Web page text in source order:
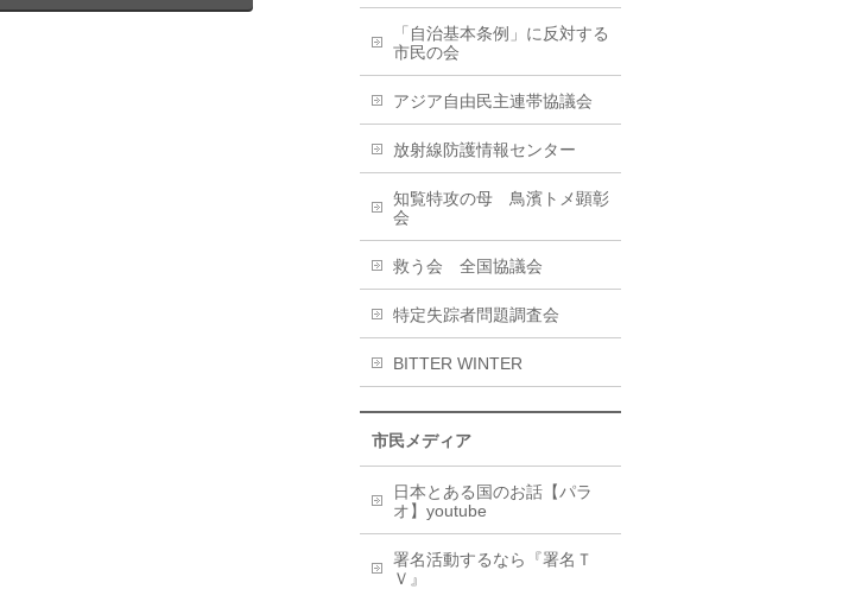
「自治基本条例」に反対する
市民の会
アジア自由民主連帯協議会
放射線防護情報センター
知覧特攻の母 鳥濱トメ顕彰
会
救う会 全国協議会
特定失踪者問題調査会
BITTER WINTER
市民メディア
日本とある国のお話【パラ
オ】youtube
署名活動するなら『署名Ｔ
Ｖ』